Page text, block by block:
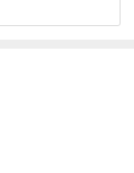
에서 “김홍신의 시
촐한, 그러나 품격 있
영한다. 그의 시들은
이와 같은 시를 쓰고
동원하는 시의 기법